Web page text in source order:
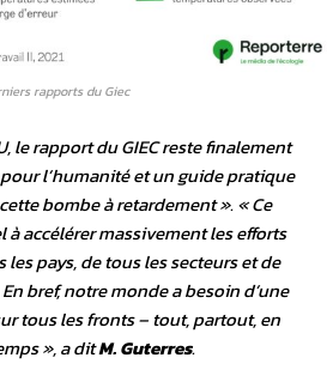
rapports du Giec
le rapport du GIEC reste finalement
l’humanité et un guide pratique
bombe à retardement». «Ce
accélérer massivement les efforts
pays, de tous les secteurs et de
bref, notre monde a besoin d’une
tous les fronts – tout, partout, en
», a ditM. Guterres.